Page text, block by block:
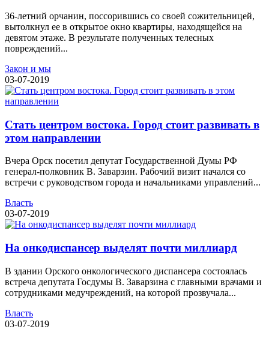
36-летний орчанин, поссорившись со своей сожительницей,
вытолкнул ее в открытое окно квартиры, находящейся на
девятом этаже. В результате полученных телесных
повреждений...
Закон и мы
03-07-2019
Стать центром востока. Город стоит развивать в
этом направлении
Вчера Орск посетил депутат Государственной Думы РФ
генерал-полковник В. Заварзин. Рабочий визит начался со
встречи с руководством города и начальниками управлений...
Власть
03-07-2019
На онкодиспансер выделят почти миллиард
В здании Орского онкологического диспансера состоялась
встреча депутата Госдумы В. Заварзина с главными врачами и
сотрудниками медучреждений, на которой прозвучала...
Власть
03-07-2019